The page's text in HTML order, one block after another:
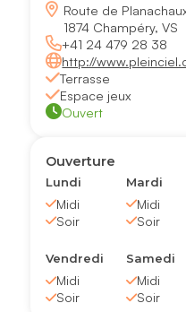
Route de
1874 Champéry, VS
+41 24 479 28 38
http://
Terrasse
Espace jeux
Ouvert
Ouverture
Lundi
Midi
Soir
Mardi
Midi
Soir
Vendredi
Midi
Soir
Samedi
Midi
Soir